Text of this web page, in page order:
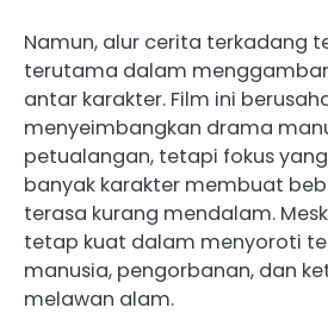
Namun, alur cerita terkadang
terutama dalam
antar karakter. Film ini
menyeimbangkan drama
petualangan, tetapi fokus
banyak karakter membuat
terasa kurang mendalam.
tetap kuat dalam menyoroti
manusia, pengorbanan, dan
melawan alam.